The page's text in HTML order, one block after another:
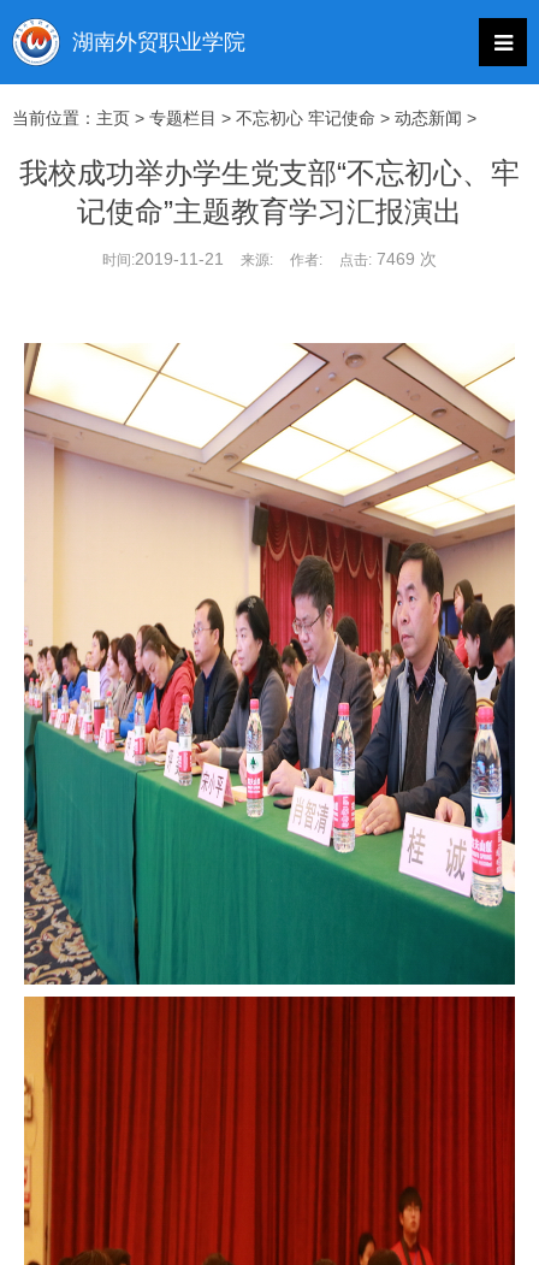
当前位置： 主页 > 专题栏目 > 不忘初心 牢记使命 > 动态新闻 >
我校成功举办学生党支部“不忘初心、牢
记使命”主题教育学习汇报演出
时间:2019-11-21 来源: 作者: 点击: 7469 次